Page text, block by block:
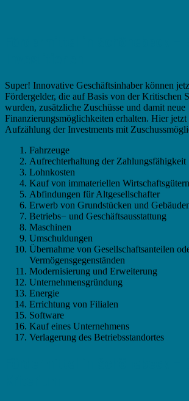
Super! Innovative Geschäftsinhaber können
Fördergelder, die auf Basis von der Kritischen
wurden, zusätzliche Zuschüsse und damit neue
Finanzierungsmöglichkeiten erhalten. Hier
Aufzählung der Investments mit
Fahrzeuge
Aufrechterhaltung der Zahlungsfähigkeit
Lohnkosten
Kauf von immateriellen Wirtschaftsgütern
Abfindungen für Altgesellschafter
Erwerb von Grundstücken und
Betriebs− und Geschäftsausstattung
Maschinen
Umschuldungen
Übernahme von Gesellschaftsanteilen
Vermögensgegenständen
Modernisierung und Erweiterung
Unternehmensgründung
Energie
Errichtung von Filialen
Software
Kauf eines Unternehmens
Verlagerung des Betriebsstandortes